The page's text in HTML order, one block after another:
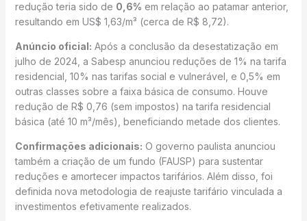
redução teria sido de 0,6% em relação ao patamar anterior,
resultando em US$ 1,63/m³ (cerca de R$ 8,72).
Anúncio oficial: Após a conclusão da desestatização em
julho de 2024, a Sabesp anunciou reduções de 1% na tarifa
residencial, 10% nas tarifas social e vulnerável, e 0,5% em
outras classes sobre a faixa básica de consumo. Houve
redução de R$ 0,76 (sem impostos) na tarifa residencial
básica (até 10 m³/mês), beneficiando metade dos clientes.
Confirmações adicionais: O governo paulista anunciou
também a criação de um fundo (FAUSP) para sustentar
reduções e amortecer impactos tarifários. Além disso, foi
definida nova metodologia de reajuste tarifário vinculada a
investimentos efetivamente realizados.